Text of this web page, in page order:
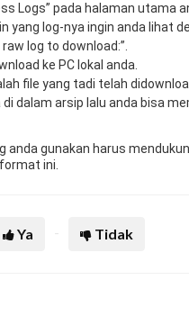
Logs” pada halaman utama
yang log-nya ingin anda lihat
log to download:”.
ke PC lokal anda.
file yang tadi telah
dalam arsip lalu anda bisa
anda gunakan harus
ini.
Ya Tidak